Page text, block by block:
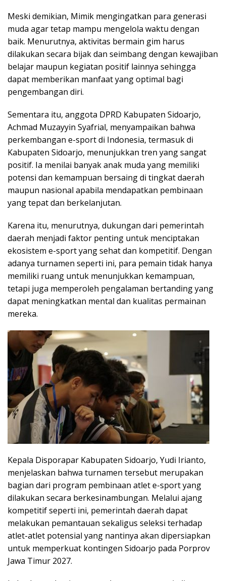
Meski demikian, Mimik mengingatkan para generasi
muda agar tetap mampu mengelola waktu dengan
baik. Menurutnya, aktivitas bermain gim harus
dilakukan secara bijak dan seimbang dengan kewajiban
belajar maupun kegiatan positif lainnya sehingga
dapat memberikan manfaat yang optimal bagi
pengembangan diri.
Sementara itu, anggota DPRD Kabupaten Sidoarjo,
Achmad Muzayyin Syafrial, menyampaikan bahwa
perkembangan e-sport di Indonesia, termasuk di
Kabupaten Sidoarjo, menunjukkan tren yang sangat
positif. Ia menilai banyak anak muda yang memiliki
potensi dan kemampuan bersaing di tingkat daerah
maupun nasional apabila mendapatkan pembinaan
yang tepat dan berkelanjutan.
Karena itu, menurutnya, dukungan dari pemerintah
daerah menjadi faktor penting untuk menciptakan
ekosistem e-sport yang sehat dan kompetitif. Dengan
adanya turnamen seperti ini, para pemain tidak hanya
memiliki ruang untuk menunjukkan kemampuan,
tetapi juga memperoleh pengalaman bertanding yang
dapat meningkatkan mental dan kualitas permainan
mereka.
Kepala Disporapar Kabupaten Sidoarjo, Yudi Irianto,
menjelaskan bahwa turnamen tersebut merupakan
bagian dari program pembinaan atlet e-sport yang
dilakukan secara berkesinambungan. Melalui ajang
kompetitif seperti ini, pemerintah daerah dapat
melakukan pemantauan sekaligus seleksi terhadap
atlet-atlet potensial yang nantinya akan dipersiapkan
untuk memperkuat kontingen Sidoarjo pada Porprov
Jawa Timur 2027.